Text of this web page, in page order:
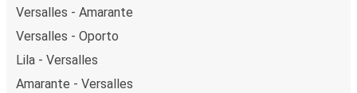
Versalles - Amarante
Versalles - Oporto
Lila - Versalles
Amarante - Versalles